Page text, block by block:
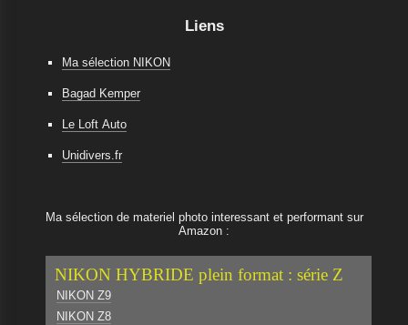
Liens
Ma sélection NIKON
Bagad Kemper
Le Loft Auto
Unidivers.fr
Ma sélection de materiel photo interessant et performant sur
Amazon :
NIKON HYBRIDE plein format : série Z
NIKON Z9
NIKON Z8